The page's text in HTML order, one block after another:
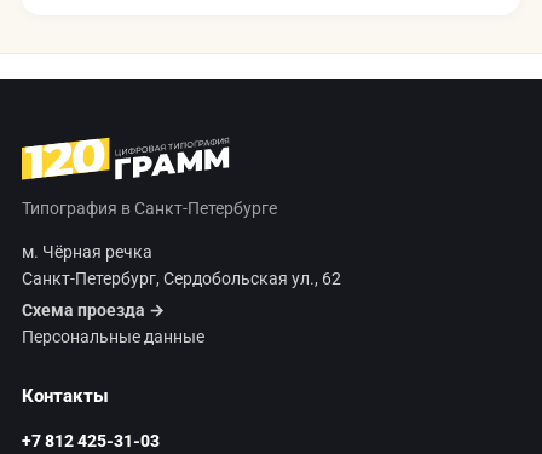
Типография в Санкт-Петербурге
м. Чёрная речка
Санкт-Петербург, Сердобольская ул., 62
Схема проезда →
Персональные данные
Контакты
+7 812 425-31-03